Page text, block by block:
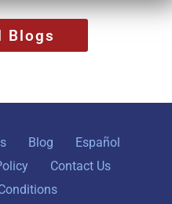
Blogs
Blog
Español
Contact Us